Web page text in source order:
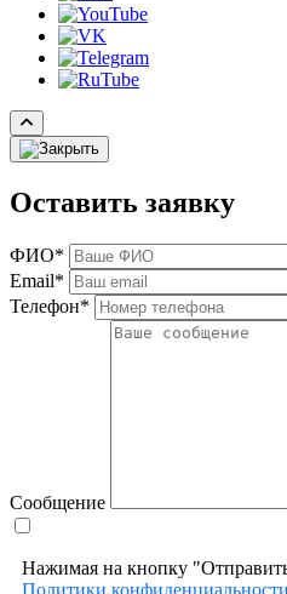
Оставить заявку
ФИО*
Email*
Телефон*
Сообщение
Нажимая на кнопку
Политики конфиденциальности